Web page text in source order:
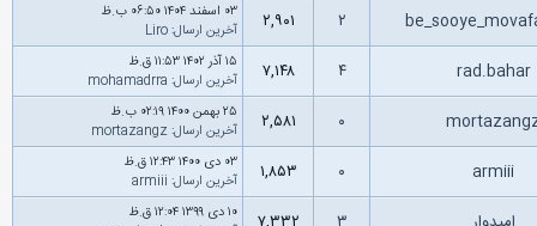
۲ ۲,۹۰۱
۰۳ اسفند ۱۴۰۴ ۰۶:۵۰ ب.ظ
آخرین ارسال:
Liro
rad.bahar ۴ ۷,۱۴۸
۱۵ آذر ۱۴۰۲ ۱۱:۵۳ ق.ظ
آخرین ارسال:
mohamadrra
۰ ۲,۵۸۱
۲۵ بهمن ۱۴۰۰ ۰۲:۱۹ ب.ظ
آخرین ارسال:
mortazangz
armiii ۰ ۱,۸۵۳
۰۳ دى ۱۴۰۰ ۱۲:۴۳ ق.ظ
آخرین ارسال:
armiii
۱۰ دى ۱۳۹۹ ۱۲:۰۴ ق.ظ